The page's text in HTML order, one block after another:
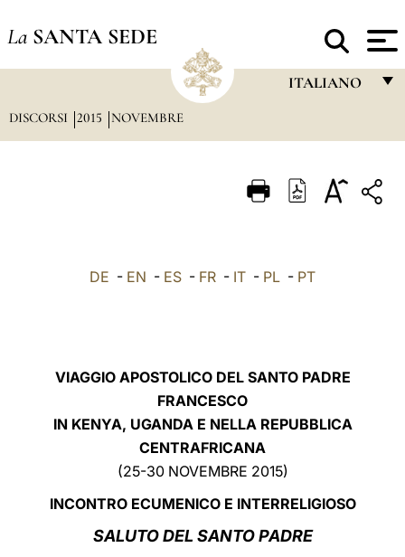
La SANTA SEDE
ITALIANO
ITALIANO
LATINE
DISCORSI 2015 NOVEMBRE
DE - EN - ES - FR - IT - PL - PT
VIAGGIO APOSTOLICO DEL SANTO PADRE
FRANCESCO
IN KENYA, UGANDA E NELLA REPUBBLICA
CENTRAFRICANA
(25-30 NOVEMBRE 2015)
INCONTRO ECUMENICO E INTERRELIGIOSO
SALUTO DEL SANTO PADRE